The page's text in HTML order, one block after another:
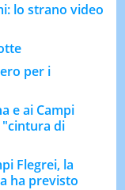
lo strano video
per i
e ai Campi
"cintura di
Flegrei, la
ha previsto